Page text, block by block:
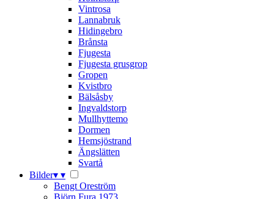
Vintrosa
Lannabruk
Hidingebro
Brånsta
Fjugesta
Fjugesta grusgrop
Gropen
Kvistbro
Bälsåsby
Ingvaldstorp
Mullhyttemo
Dormen
Hemsjöstrand
Ängslätten
Svartå
Bilder▾ ▾
Bengt Oreström
Björn Fura 1973